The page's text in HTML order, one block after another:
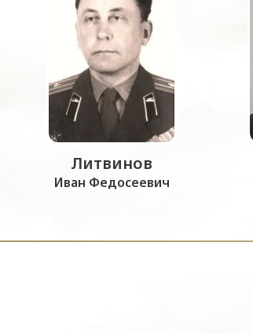
Литвинов
Иван Федосеевич